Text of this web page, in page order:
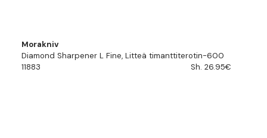
Morakniv
Diamond Sharpener L Fine, Litteä timanttiterotin-600
11883
Sh. 26.95€